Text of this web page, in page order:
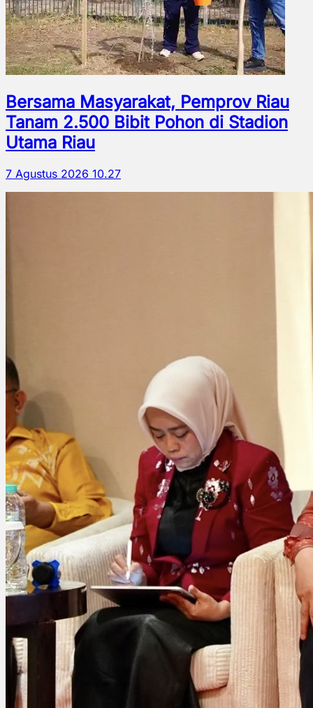
Bersama Masyarakat, Pemprov Riau
Tanam 2.500 Bibit Pohon di Stadion
Utama Riau
7 Agustus 2026 10.27